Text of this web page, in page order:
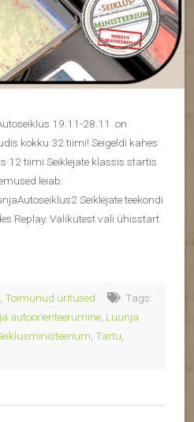
19.11-28.11 on
kokku 32 tiimi! Seigeldi kahes
12 tiimi Seiklejate klassis startis
leiab:
Seiklejate teekondi
Replay. Valikutest vali ühisstart
Toimunud üritused
Tags:
autoorienteerumine Luunja
Tartu